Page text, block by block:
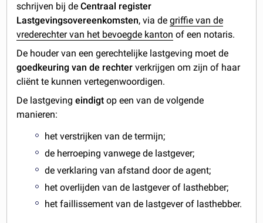
schrijven bij deCentraal register
Lastgevingsovereenkomsten, via degriffie van de
vrederechter van het bevoegde kanton of een notaris.
De houder van een gerechtelijke lastgeving moet de
goedkeuring van de rechter verkrijgen om zijn of haar
cliënt te kunnen vertegenwoordigen.
De lastgevingeindigt op een van de volgende
manieren:
het verstrijken van de termijn;
de herroeping vanwege de lastgever;
de verklaring van afstand door de agent;
het overlijden van de lastgever of lasthebber;
het faillissement van de lastgever of lasthebber.